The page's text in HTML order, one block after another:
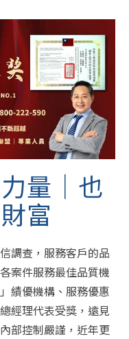
量｜也
富
調查，服務客戶的品
案件服務最佳品質機
績優機構、服務優惠
經理代表受獎，遠見
部控制嚴謹，近年更